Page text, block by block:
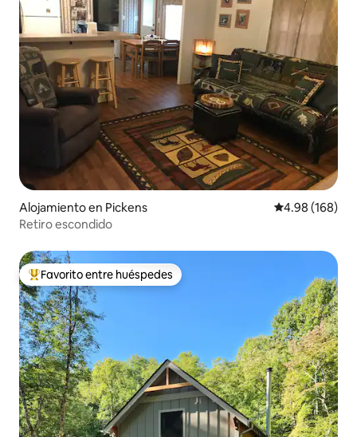
Alojamiento en Pickens Calificación
4.98 (168)
Retiro escondido
Favorito entre huéspedes preferido
Favorito entre huéspedes